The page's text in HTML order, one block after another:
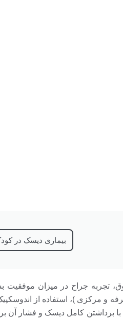
بیماری دیسک در
تجربه جراح در میزان
و مرکزی )، استفاده از
برداشتن کامل دیسک و فشار آن